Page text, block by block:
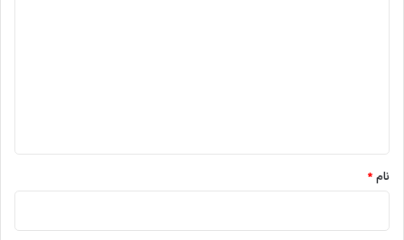
نام *